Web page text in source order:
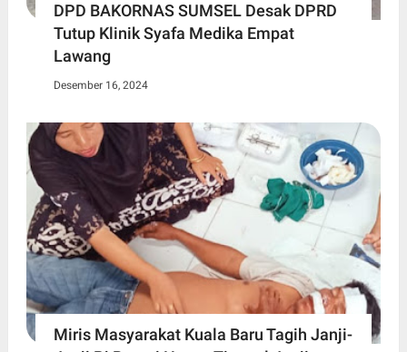
DPD BAKORNAS SUMSEL Desak DPRD
Tutup Klinik Syafa Medika Empat
Lawang
Desember 16, 2024
Miris Masyarakat Kuala Baru Tagih Janji-